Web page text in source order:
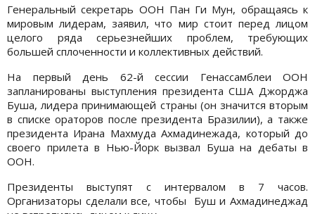
Генеральный секретарь ООН Пан Ги Мун, обращаясь к
мировым лидерам, заявил, что мир стоит перед лицом
целого ряда серьезнейших проблем, требующих
большей сплоченности и коллективных действий.
На первый день 62-й сессии Генассамблеи ООН
запланированы выступления президента США Джорджа
Буша, лидера принимающей страны (он значится вторым
в списке ораторов после президента Бразилии), а также
президента Ирана Махмуда Ахмадинежада, который до
своего прилета в Нью-Йорк вызвал Буша на дебаты в
ООН.
Президенты выступят с интервалом в 7 часов.
Организаторы сделали все, чтобы Буш и Ахмадинеджад